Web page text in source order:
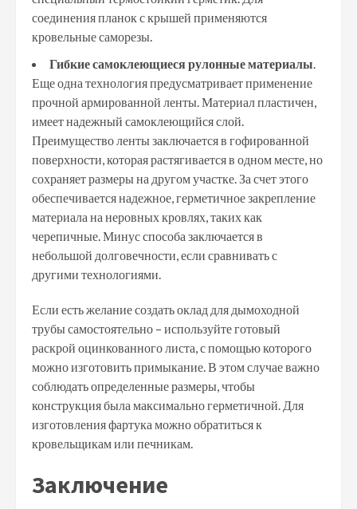
соединения планок с крышей применяются
кровельные саморезы.
Гибкие самоклеющиеся рулонные материалы.
Еще одна технология предусматривает применение
прочной армированной ленты. Материал пластичен,
имеет надежный самоклеющийся слой.
Преимущество ленты заключается в гофированной
поверхности, которая растягивается в одном месте, но
сохраняет размеры на другом участке. За счет этого
обеспечивается надежное, герметичное закрепление
материала на неровных кровлях, таких как
черепичные. Минус способа заключается в
небольшой долговечности, если сравнивать с
другими технологиями.
Если есть желание создать оклад для дымоходной
трубы самостоятельно – используйте готовый
раскрой оцинкованного листа, с помощью которого
можно изготовить примыкание. В этом случае важно
соблюдать определенные размеры, чтобы
конструкция была максимально герметичной. Для
изготовления фартука можно обратиться к
кровельщикам или печникам.
Заключение